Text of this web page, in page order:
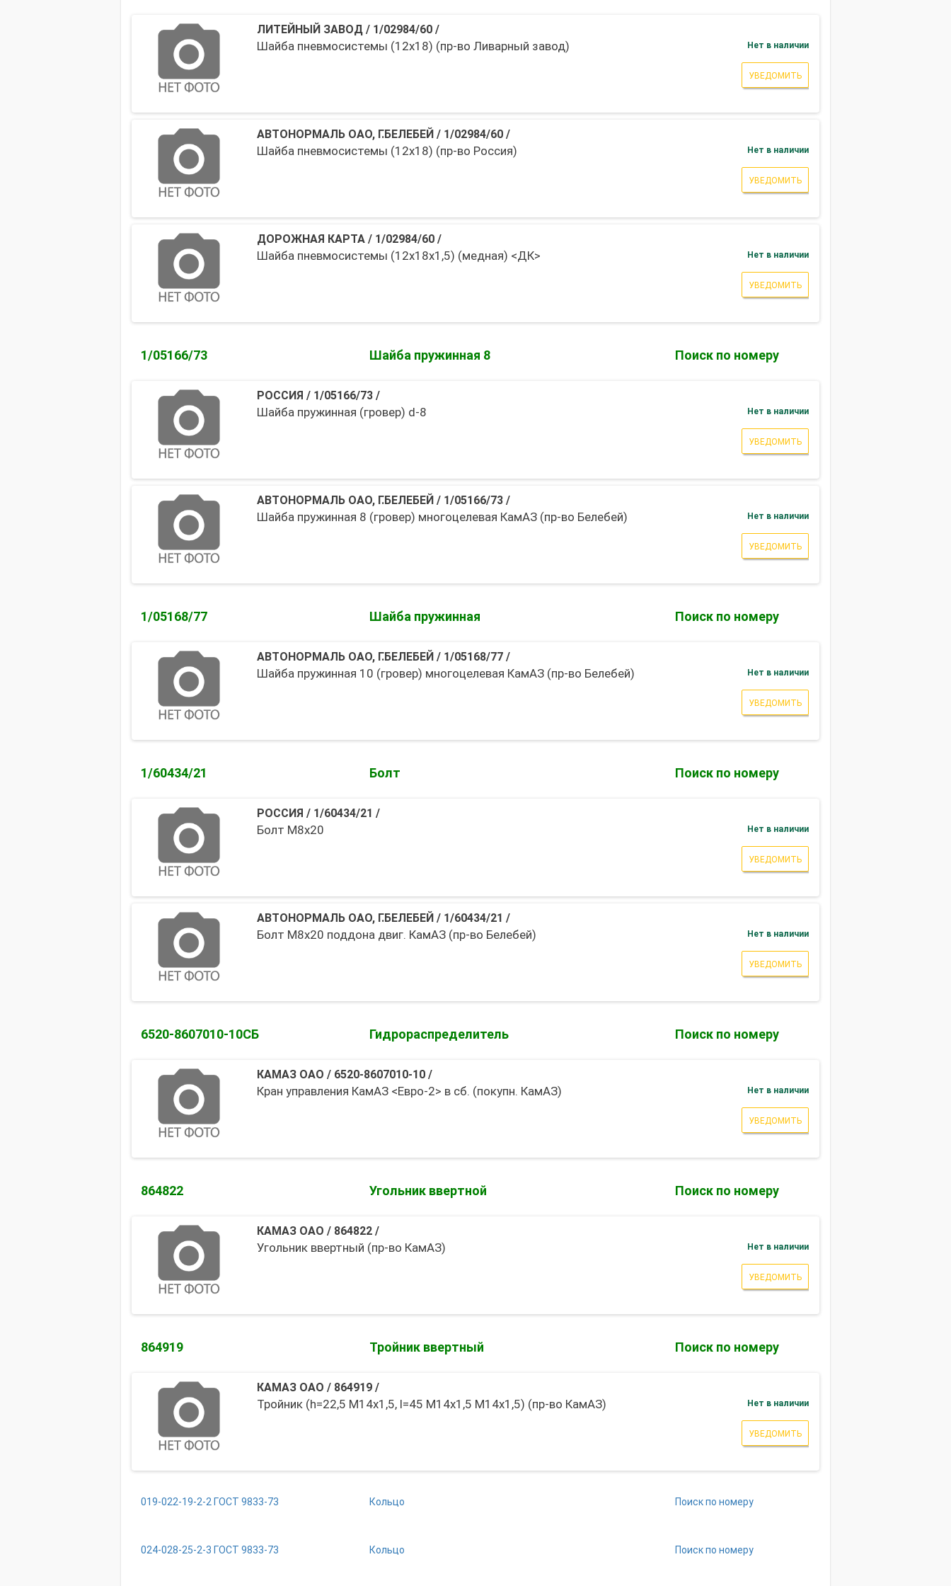
ЛИТЕЙНЫЙ ЗАВОД/ 1/02984/60/
Шайба пневмосистемы (12х18) (пр-во Ливарный завод) Нет в наличии
УВЕДОМИТЬ
АВТОНОРМАЛЬ ОАО, Г.БЕЛЕБЕЙ/ 1/02984/60/
Шайба пневмосистемы (12х18) (пр-во Россия) Нет в наличии
УВЕДОМИТЬ
ДОРОЖНАЯ КАРТА/ 1/02984/60/
Шайба пневмосистемы (12х18х1,5) (медная) <ДК> Нет в наличии
УВЕДОМИТЬ
1/05166/73 Шайба пружинная 8 Поиск по номеру
РОССИЯ / 1/05166/73/
Шайба пружинная (гровер) d-8 Нет в наличии
УВЕДОМИТЬ
АВТОНОРМАЛЬ ОАО, Г.БЕЛЕБЕЙ/ 1/05166/73/
Шайба пружинная 8 (гровер) многоцелевая КамАЗ (пр-во Белебей) Нет в наличии
УВЕДОМИТЬ
1/05168/77 Шайба пружинная Поиск по номеру
АВТОНОРМАЛЬ ОАО, Г.БЕЛЕБЕЙ/ 1/05168/77/
Шайба пружинная 10 (гровер) многоцелевая КамАЗ (пр-во Белебей) Нет в наличии
УВЕДОМИТЬ
1/60434/21 Болт Поиск по номеру
РОССИЯ / 1/60434/21 /
Болт М8х20 Нет в наличии
УВЕДОМИТЬ
АВТОНОРМАЛЬ ОАО, Г.БЕЛЕБЕЙ/ 1/60434/21 /
Болт М8х20 поддона двиг. КамАЗ (пр-во Белебей) Нет в наличии
УВЕДОМИТЬ
6520-8607010-10СБ Гидрораспределитель Поиск по номеру
КАМАЗ ОАО / 6520-8607010-10/
Кран управления КамАЗ <Евро-2> в сб. (покупн. КамАЗ) Нет в наличии
УВЕДОМИТЬ
864822 Угольник ввертной Поиск по номеру
КАМАЗ ОАО / 864822/
Угольник ввертный (пр-во КамАЗ) Нет в наличии
УВЕДОМИТЬ
864919 Тройник ввертный Поиск по номеру
КАМАЗ ОАО / 864919/
Тройник (h=22,5 М14х1,5, l=45 М14х1,5 M14x1,5) (пр-во КамАЗ) Нет в наличии
УВЕДОМИТЬ
019-022-19-2-2 ГОСТ 9833-73 Кольцо Поиск по номеру
024-028-25-2-3 ГОСТ 9833-73 Кольцо Поиск по номеру